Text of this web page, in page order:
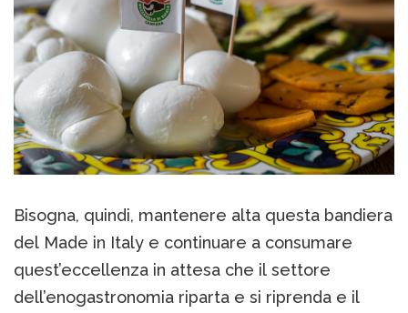
Bisogna, quindi, mantenere alta questa bandiera
del Made in Italy e continuare a consumare
quest’eccellenza in attesa che il settore
dell’enogastronomia riparta e si riprenda e il